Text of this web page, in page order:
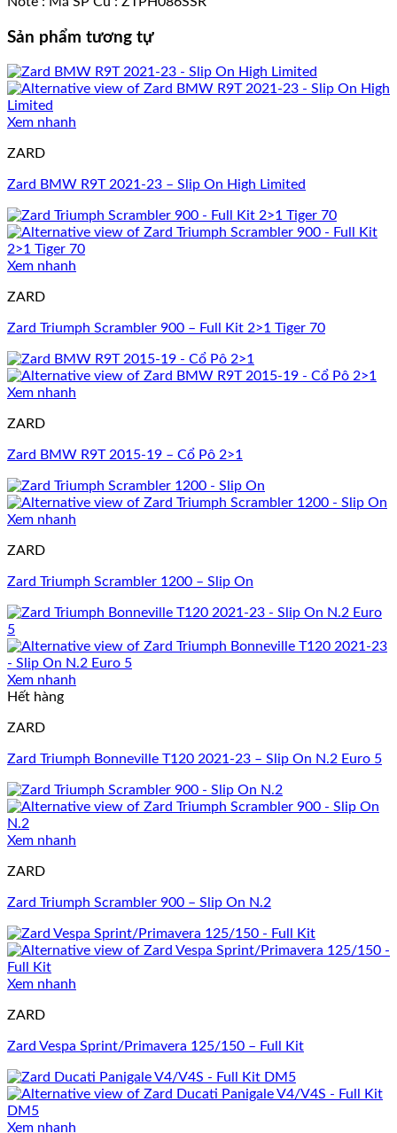
Sản phẩm tương tự
Xem nhanh
ZARD
Zard BMW R9T 2021-23 – Slip On High Limited
Xem nhanh
ZARD
Zard Triumph Scrambler 900 – Full Kit 2>1 Tiger 70
Xem nhanh
ZARD
Zard BMW R9T 2015-19 – Cổ Pô 2>1
Xem nhanh
ZARD
Zard Triumph Scrambler 1200 – Slip On
Xem nhanh
Hết hàng
ZARD
Zard Triumph Bonneville T120 2021-23 – Slip On N.2 Euro 5
Xem nhanh
ZARD
Zard Triumph Scrambler 900 – Slip On N.2
Xem nhanh
ZARD
Zard Vespa Sprint/Primavera 125/150 – Full Kit
Xem nhanh